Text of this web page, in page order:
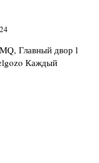
Главный двор l
Каждый